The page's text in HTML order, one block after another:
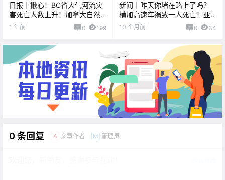
日报｜揪心！BC省大气河流灾
害死亡人数上升！加拿大自然
摄影大赛启动~
1 年前 0 199
新闻｜昨天你堵在路上了吗？
横加高速车祸致一人死亡！亚
马逊在加拿大大规模招聘，维
10 个月前 0 34
0 条回复 A 文章作者 M 管理员